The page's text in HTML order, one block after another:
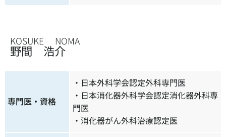
KOSUKE NOMA
野間 浩介
専門医・資格
・ 日本外科学会認定外科専門医
・日本消化器外科学会認定消化器外科専
門医
・消化器がん外科治療認定医